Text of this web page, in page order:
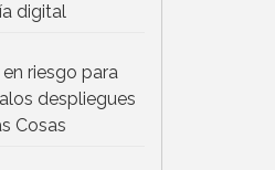
digital
riesgo para
despliegues
Cosas